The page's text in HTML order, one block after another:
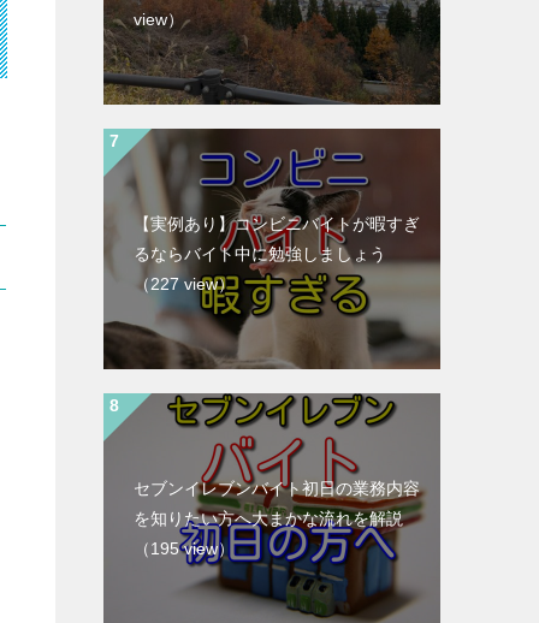
view）
【実例あり】コンビニバイトが暇すぎ
るならバイト中に勉強しましょう
（227 view）
セブンイレブンバイト初日の業務内容
を知りたい方へ大まかな流れを解説
（195 view）